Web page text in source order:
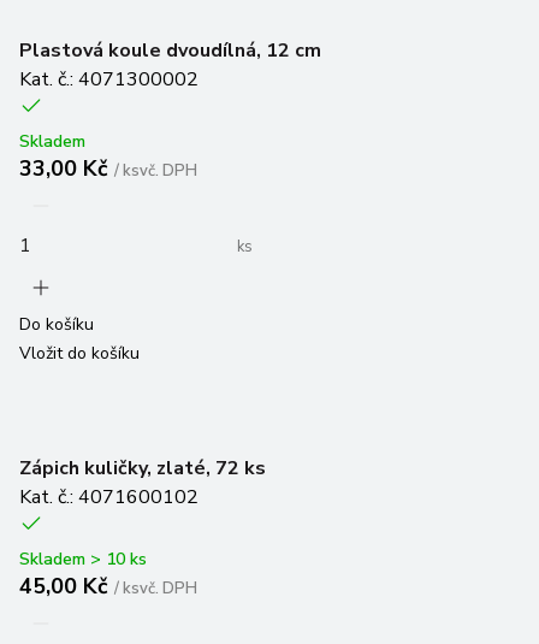
Plastová koule dvoudílná, 12 cm
Kat. č.: 4071300002
Skladem
33,00 Kč /ksvč. DPH
ks
Do košíku
Vložit do košíku
Zápich kuličky, zlaté, 72 ks
Kat. č.: 4071600102
Skladem > 10 ks
45,00 Kč /ksvč. DPH